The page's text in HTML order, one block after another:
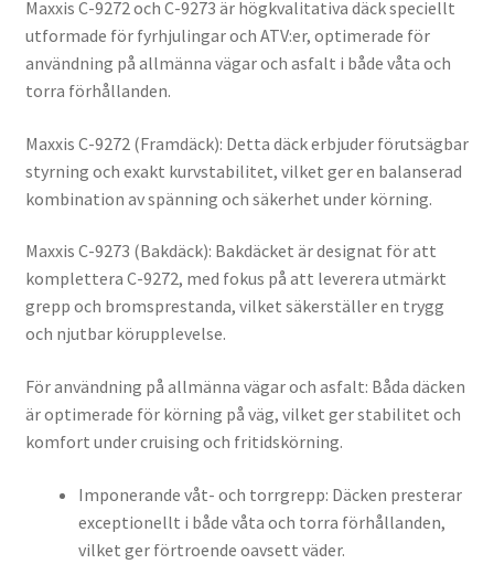
Maxxis C-9272 och C-9273 är högkvalitativa däck speciellt
utformade för fyrhjulingar och ATV:er, optimerade för
användning på allmänna vägar och asfalt i både våta och
torra förhållanden.
Maxxis C-9272 (Framdäck): Detta däck erbjuder förutsägbar
styrning och exakt kurvstabilitet, vilket ger en balanserad
kombination av spänning och säkerhet under körning.
Maxxis C-9273 (Bakdäck): Bakdäcket är designat för att
komplettera C-9272, med fokus på att leverera utmärkt
grepp och bromsprestanda, vilket säkerställer en trygg
och njutbar körupplevelse.
För användning på allmänna vägar och asfalt: Båda däcken
är optimerade för körning på väg, vilket ger stabilitet och
komfort under cruising och fritidskörning.
Imponerande våt- och torrgrepp: Däcken presterar
exceptionellt i både våta och torra förhållanden,
vilket ger förtroende oavsett väder.